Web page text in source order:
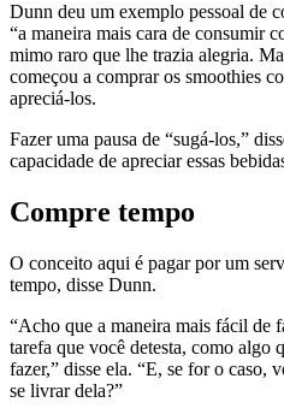
Dunn deu um exemplo pessoal de
“a maneira mais cara de consumir
mimo raro que lhe trazia alegria.
começou a comprar os smoothies
apreciá-los.
Fazer uma pausa de “sugá-los,”
capacidade de apreciar essas
Compre tempo
O conceito aqui é pagar por um
tempo, disse Dunn.
“Acho que a maneira mais fácil de
tarefa que você detesta, como algo
fazer,” disse ela. “E, se for o caso,
se livrar dela?”